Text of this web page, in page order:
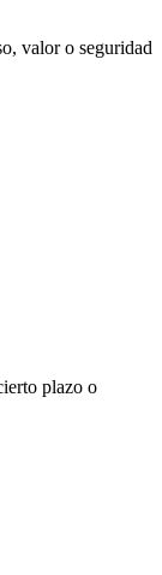
valor o seguridad
plazo o